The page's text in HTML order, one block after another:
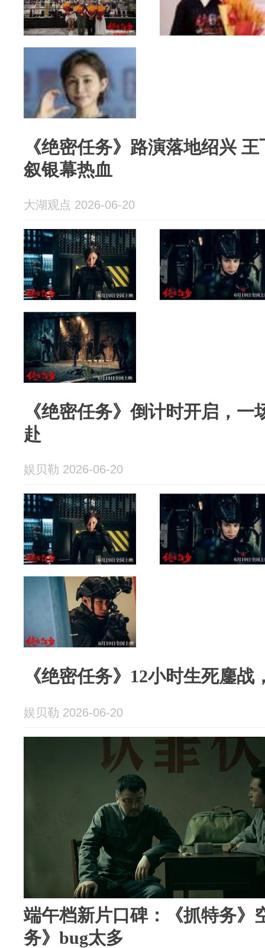
《绝密任务》路演落地绍兴
叙银幕热血
大湖观点 2026-06-20
《绝密任务》倒计时开启，
赴
娱贝勒 2026-06-20
《绝密任务》12小时生死鏖
娱贝勒 2026-06-20
端午档新片口碑：《抓特务》
务》bug太多